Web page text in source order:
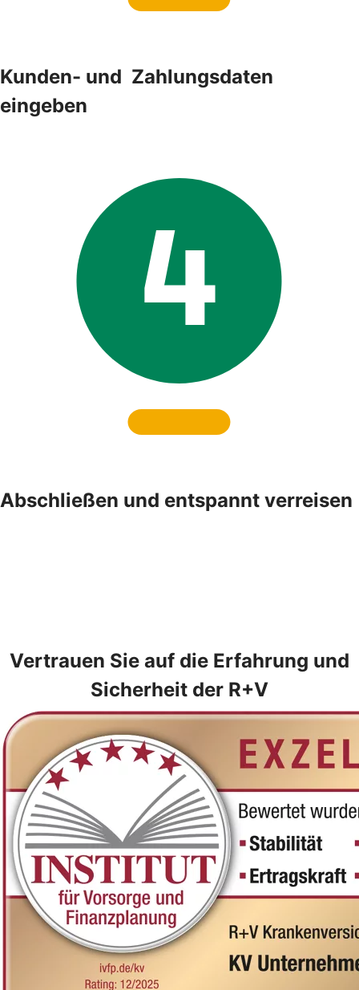
Kunden- und ­ Zahlungsdaten
eingeben
Abschließen und entspannt verreisen
Vertrauen Sie auf die Erfahrung und
Sicherheit der R+V